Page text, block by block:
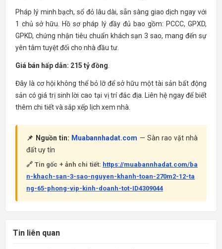
Pháp lý minh bạch, sổ đỏ lâu dài, sẵn sàng giao dịch ngay với
1 chủ sở hữu. Hồ sơ pháp lý đầy đủ bao gồm: PCCC, GPXD,
GPKD, chứng nhận tiêu chuẩn khách sạn 3 sao, mang đến sự
yên tâm tuyệt đối cho nhà đầu tư.
Giá bán hấp dẫn: 215 tỷ đồng
Đây là cơ hội không thể bỏ lỡ để sở hữu một tài sản bất động
sản có giá trị sinh lời cao tại vị trí đắc địa. Liên hệ ngay để biết
thêm chi tiết và sắp xếp lịch xem nhà.
📌 Nguồn tin: Muabannhadat.com — Sàn rao vặt nhà
đất uy tín
🔗 Tin gốc + ảnh chi tiết: https://muabannhadat.com/ba
n-khach-san-3-sao-nguyen-khanh-toan-270m2-12-ta
ng-65-phong-vip-kinh-doanh-tot-ID4309044
Tin liên quan